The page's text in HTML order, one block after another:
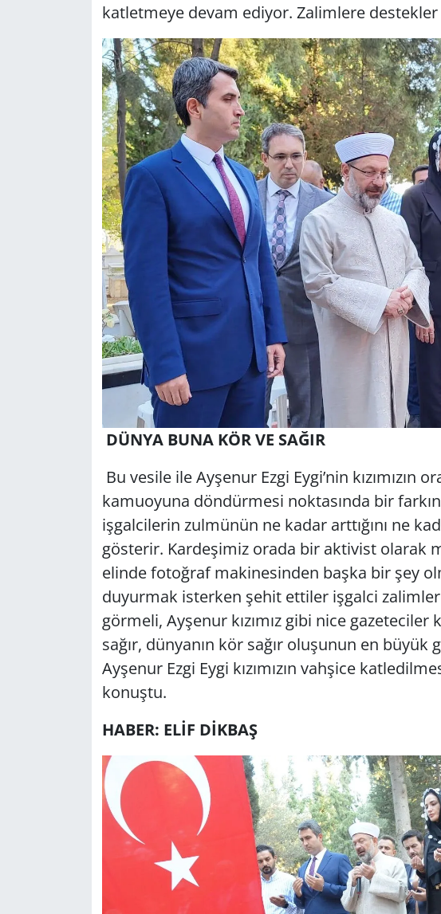
katletmeye devam ediyor. Zalimlere
DÜNYA BUNA KÖR VE SAĞIR
Bu vesile ile Ayşenur Ezgi Eygi’nin kızımızın
kamuoyuna döndürmesi noktasında bir
işgalcilerin zulmünün ne kadar arttığını ne
gösterir. Kardeşimiz orada bir aktivist olarak
elinde fotoğraf makinesinden başka bir şey
duyurmak isterken şehit ettiler işgalci
görmeli, Ayşenur kızımız gibi nice
sağır, dünyanın kör sağır oluşunun en büyük
Ayşenur Ezgi Eygi kızımızın vahşice
konuştu.
HABER: ELİF DİKBAŞ